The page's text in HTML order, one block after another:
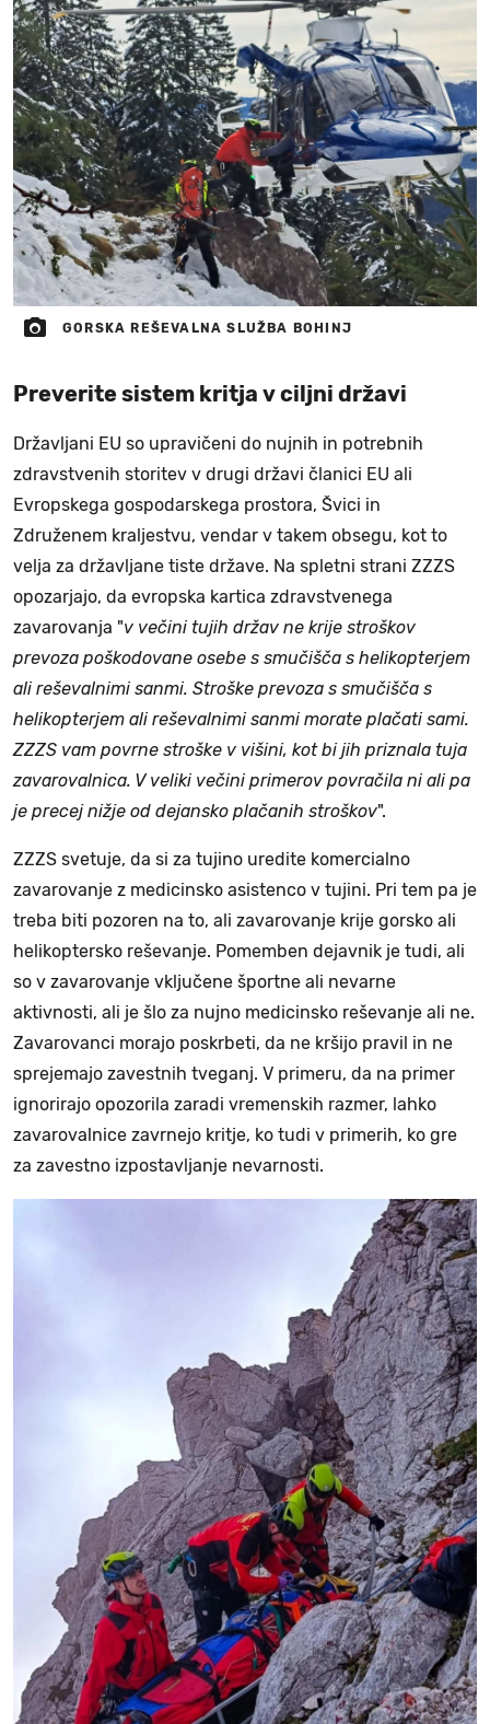
GORSKA REŠEVALNA SLUŽBA BOHINJ
Preverite sistem kritja v ciljni državi
Državljani EU so upravičeni do nujnih in potrebnih
zdravstvenih storitev v drugi državi članici EU ali
Evropskega gospodarskega prostora, Švici in
Združenem kraljestvu, vendar v takem obsegu, kot to
velja za državljane tiste države. Na spletni strani ZZZS
opozarjajo, da evropska kartica zdravstvenega
zavarovanja "v večini tujih držav ne krije stroškov
prevoza poškodovane osebe s smučišča s helikopterjem
ali reševalnimi sanmi. Stroške prevoza s smučišča s
helikopterjem ali reševalnimi sanmi morate plačati sami.
ZZZS vam povrne stroške v višini, kot bi jih priznala tuja
zavarovalnica. V veliki večini primerov povračila ni ali pa
je precej nižje od dejansko plačanih stroškov".
ZZZS svetuje, da si za tujino uredite komercialno
zavarovanje z medicinsko asistenco v tujini. Pri tem pa je
treba biti pozoren na to, ali zavarovanje krije gorsko ali
helikoptersko reševanje. Pomemben dejavnik je tudi, ali
so v zavarovanje vključene športne ali nevarne
aktivnosti, ali je šlo za nujno medicinsko reševanje ali ne.
Zavarovanci morajo poskrbeti, da ne kršijo pravil in ne
sprejemajo zavestnih tveganj. V primeru, da na primer
ignorirajo opozorila zaradi vremenskih razmer, lahko
zavarovalnice zavrnejo kritje, ko tudi v primerih, ko gre
za zavestno izpostavljanje nevarnosti.